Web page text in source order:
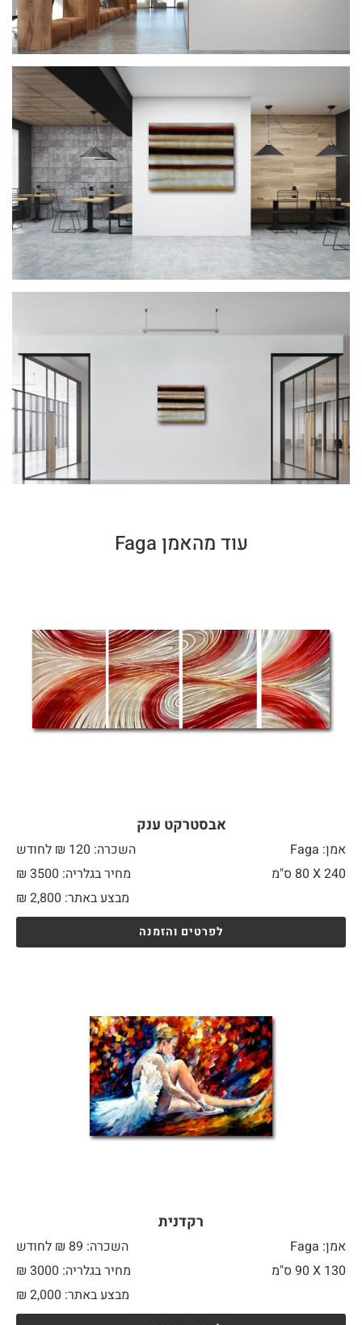
עוד מהאמן Faga
אבסטרקט ענק
אמן: Faga
השכרה: 120 ₪ לחודש
240 X
מחיר בגלריה: 3500 ₪
מבצע באתר:
₪ 2,800
לפרטים והזמנה
רקדנית
אמן: Faga
השכרה: 89 ₪ לחודש
130 X
מחיר בגלריה: 3000 ₪
מבצע באתר:
₪ 2,000